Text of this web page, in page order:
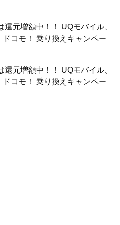
還元増額中！！ UQモバイル、
ドコモ！ 乗り換えキャンペー
還元増額中！！ UQモバイル、
ドコモ！ 乗り換えキャンペー